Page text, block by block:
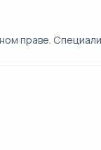
праве.